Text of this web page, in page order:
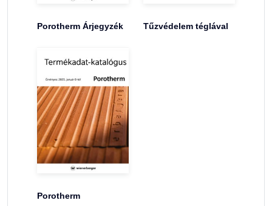
Porotherm Árjegyzék Tűzvédelem téglával
Porotherm